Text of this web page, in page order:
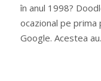
în anul 1998?
ocazional pe prima
Google. Acestea